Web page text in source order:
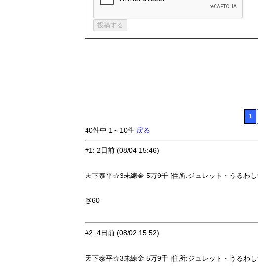
1
40件中 1～10件 戻る
#1: 2日前 (08/04 15:46)
天下泰平☆3未練金 5万9千 [住所:ジュレット・うるわ
@60
#2: 4日前 (08/02 15:52)
天下泰平☆3未練金 5万9千 [住所:ジュレット・うるわ